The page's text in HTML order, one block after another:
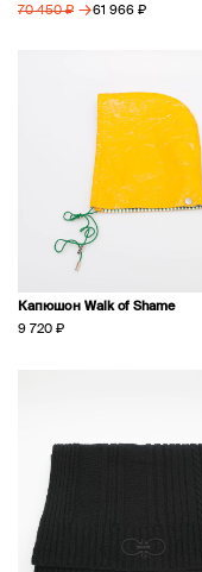
70 450 ₽ → 61 966 ₽
Капюшон Walk of Shame
9 720 ₽